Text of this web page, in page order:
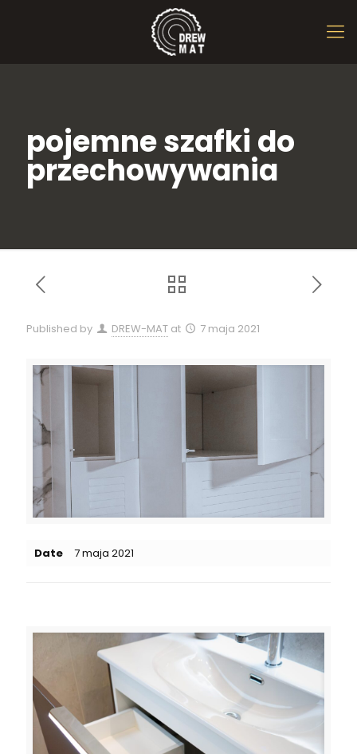
pojemne szafki do
przechowywania
Published by DREW-MAT at 7 maja 2021
Date 7 maja 2021